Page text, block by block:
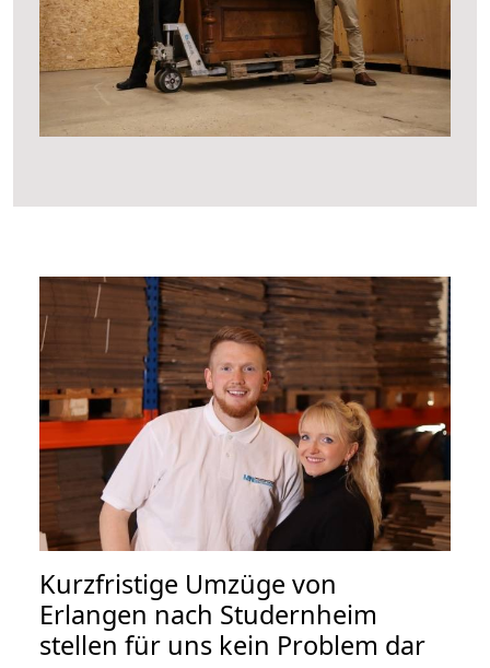
Kurzfristige Umzüge von
Erlangen nach Studernheim
stellen für uns kein Problem dar